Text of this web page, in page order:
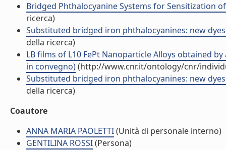
Bridged Phthalocyanine Systems for Sensitization
ricerca)
Substituted bridged iron phthalocyanines: new
della ricerca)
LB films of L10 FePt Nanoparticle Alloys obtained
in convegno)(http://www.cnr.it/ontology/cnr/
Substituted bridged iron phthalocyanines: new
della ricerca)
Coautore
ANNA MARIA PAOLETTI(Unità di personale interno)
GENTILINA ROSSI(Persona)